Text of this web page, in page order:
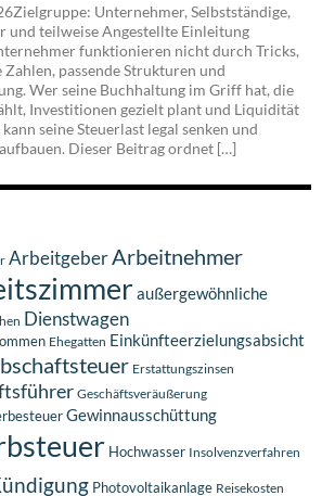
Unternehmer, Selbstständige,
und teilweise Angestellte Einleitung
funktionieren nicht durch Tricks,
passende Strukturen und
Wer seine Buchhaltung im Griff hat, die
Investitionen gezielt plant und Liquidität
seine Steuerlast legal senken und
Dieser Beitrag ordnet […]
ArbeitgeberArbeitnehmer
außergewöhnliche
Dienstwagen
Ehegatten Einkünfteerzielungsabsicht
Erstattungszinsen
Geschäftsveräußerung
Gewinnausschüttung
Hochwasser Insolvenzverfahren
Photovoltaikanlage Reisekosten